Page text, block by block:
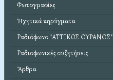
Φωτογραφίες
Ἠχητικά κηρύγματα
Ραδιόφωνο "ΑΤΤΙΚΟΣ ΟΥΡΑΝΟΣ"
Ραδιοφωνικές συζητήσεις
Ἄρθρα